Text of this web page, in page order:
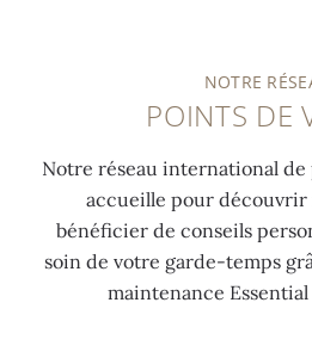
NOTRE
POINTS DE
Notre réseau international de
accueille pour découvrir
bénéficier de conseils
soin de votre garde-temps
maintenance